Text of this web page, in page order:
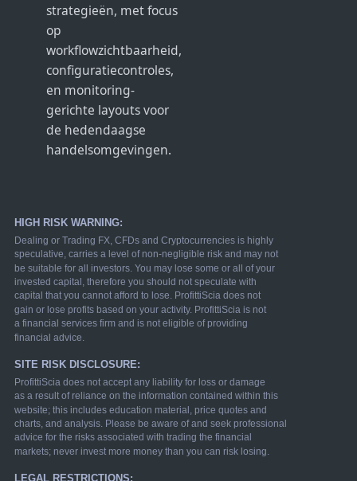
strategieën, met focus
op
workflowzichtbaarheid,
configuratiecontroles,
en monitoring-
gerichte layouts voor
de hedendaagse
handelsomgevingen.